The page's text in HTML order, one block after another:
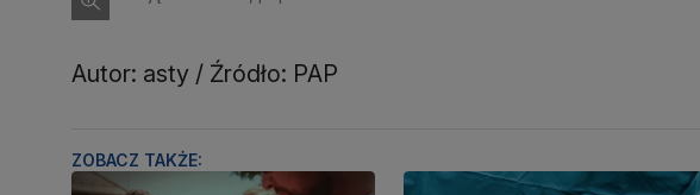
Autor: asty / Źródło: PAP
ZOBACZ TAKŻE: